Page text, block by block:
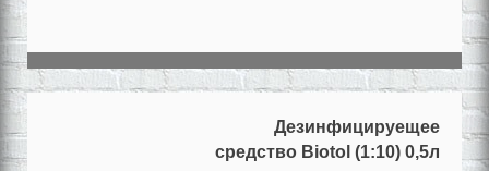
Дезинфицируещее
средство Biotol (1:10) 0,5л